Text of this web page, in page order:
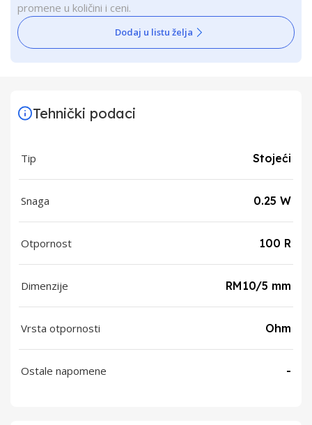
promene u količini i ceni.
Dodaj u listu želja
Tehnički podaci
Tip Stojeći
Snaga 0.25 W
Otpornost 100 R
Dimenzije RM10/5 mm
Vrsta otpornosti Ohm
Ostale napomene -